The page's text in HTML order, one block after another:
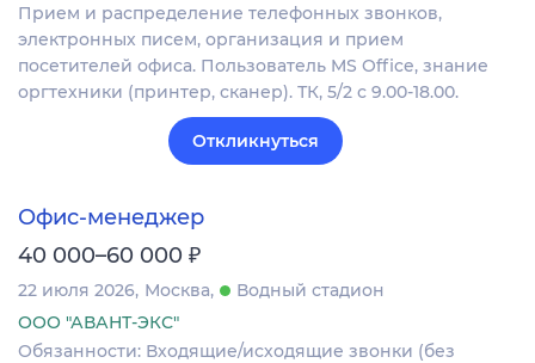
Прием и распределение телефонных звонков,
электронных писем, организация и прием
посетителей офиса. Пользователь MS Office, знание
оргтехники (принтер, сканер). ТК, 5/2 с 9.00-18.00.
Откликнуться
Офис-менеджер
40 000–60 000 ₽
22 июля 2026 Москва
Водный стадион
ООО "АВАНТ-ЭКС"
Обязанности: Входящие/исходящие звонки (без